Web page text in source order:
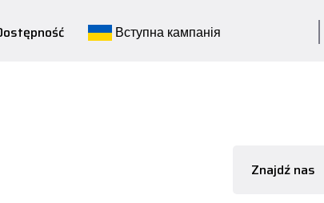
Вступна кампанія
Znajdź nas